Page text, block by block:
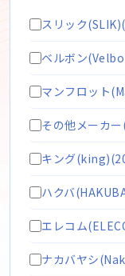
スリック
ベルボン
マンフロット
その他メーカ
キング
ハクバ
エレコム
ナカバヤシ